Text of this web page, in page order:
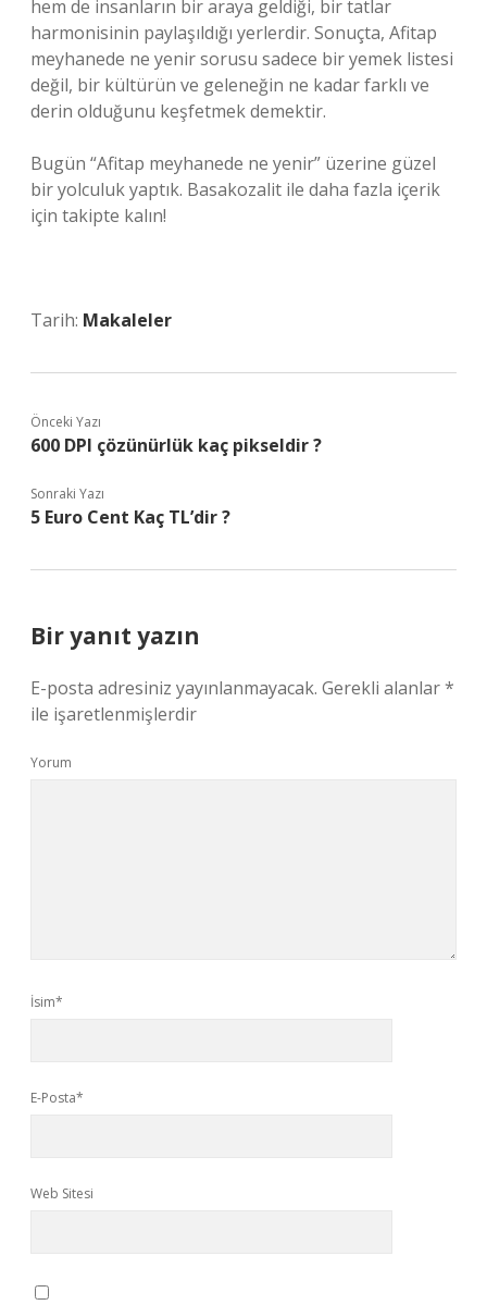
hem de insanların bir araya geldiği, bir tatlar
harmonisinin paylaşıldığı yerlerdir. Sonuçta, Afitap
meyhanede ne yenir sorusu sadece bir yemek listesi
değil, bir kültürün ve geleneğin ne kadar farklı ve
derin olduğunu keşfetmek demektir.
Bugün “Afitap meyhanede ne yenir” üzerine güzel
bir yolculuk yaptık. Basakozalit ile daha fazla içerik
için takipte kalın!
Tarih: Makaleler
Önceki Yazı
600 DPI çözünürlük kaç pikseldir ?
Sonraki Yazı
5 Euro Cent Kaç TL’dir ?
Bir yanıt yazın
E-posta adresiniz yayınlanmayacak. Gerekli alanlar*
ile işaretlenmişlerdir
Yorum
İsim*
E-Posta*
Web Sitesi